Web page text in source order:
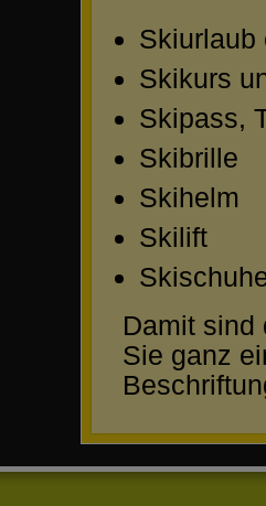
Skiurlaub
Skikurs
Skipass,
Skibrille
Skihelm
Skilift
Damit sind
Sie ganz